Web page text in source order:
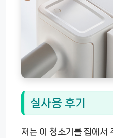
실사용 후기
저는 이 청소기를 집에서